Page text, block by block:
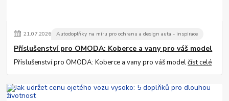
21.07.2026 Autodoplňky na míru pro ochranu a design auta - inspirace
Příslušenství pro OMODA: Koberce a vany pro váš model
Příslušenství pro OMODA: Koberce a vany pro váš modelčíst celé